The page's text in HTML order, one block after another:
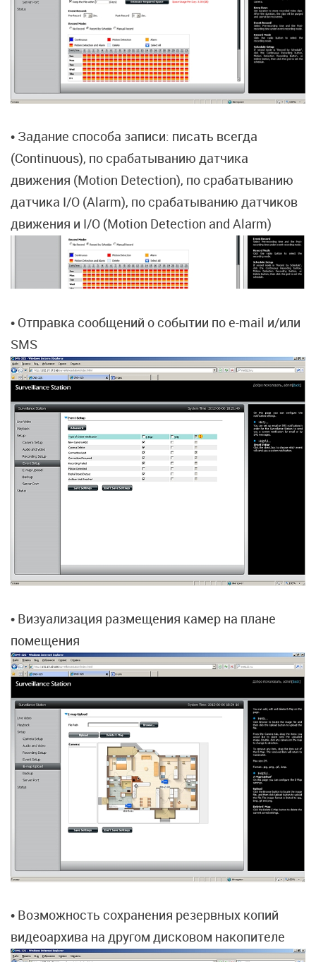
• Задание способа записи: писать всегда
(Continuous), по срабатыванию датчика
движения (Motion Detection), по срабатыванию
датчика I/O (Alarm), по срабатыванию датчиков
движения и I/O (Motion Detection and Alarm)
• Отправка сообщений о событии по e-mail и/или
SMS
• Визуализация размещения камер на плане
помещения
• Возможность сохранения резервных копий
видеоархива на другом дисковом накопителе